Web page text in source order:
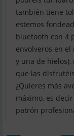
también tiene
estemos
bluetooth con 4
envolveros en el
y una de
que las
¿Quieres más
máximo, es
patrón